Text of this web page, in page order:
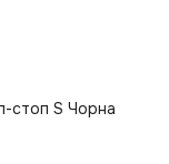
стоп S Чорна